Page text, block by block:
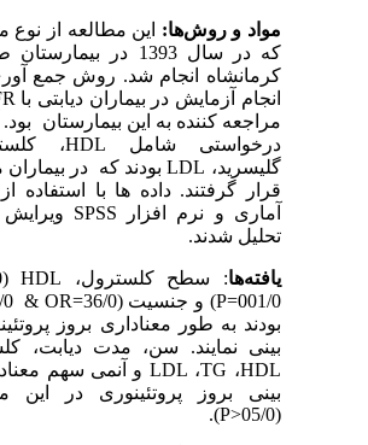
مواد و روش‌ها:این مطالعه از نوع
که در سال 1393 در
کرمانشاه انجام شد. روش جمع آوری
انجام آزمایش در بیماران دیابتی با
مراجعه کننده به این بیمارستان
درخواستی شامل
HDL،
گلیسرید،LDLبودند که در بیماران
قرار گرفتند. داده ها با استفاده
آماری و نرم افزار
SPSS
تحلیل شدند.
یافته‌ها: سطح کلسترول، HDL
(96/0
001/0=
P) و جنسیت (36/0 OR=
& 001/0=
بودند به طور معناداری بروز
بینی نمایند. سن، مدت دیابت،
HDL،TG،LDLو آنمی سهم
بینی بروز پروتئینوری در این
P
).